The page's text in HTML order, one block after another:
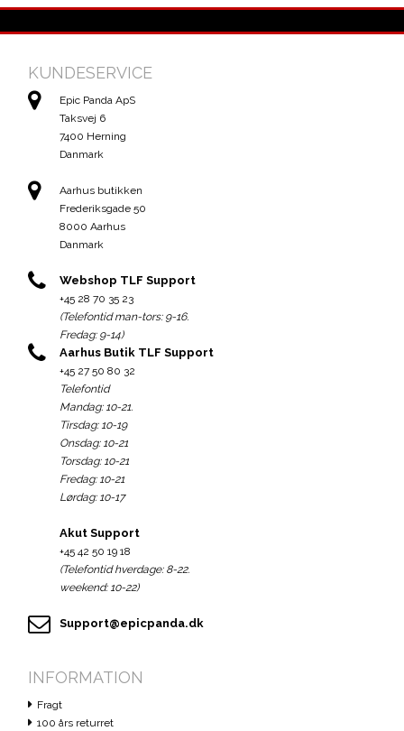
KUNDESERVICE
Epic Panda ApS
Taksvej 6
7400 Herning
Danmark
Aarhus butikken
Frederiksgade 50
8000 Aarhus
Danmark
Webshop TLF Support
+45 28 70 35 23
(Telefontid man-tors: 9-16.
Fredag: 9-14)
Aarhus Butik TLF Support
+45 27 50 80 32
Telefontid
Mandag: 10-21.
Tirsdag: 10-19
Onsdag: 10-21
Torsdag: 10-21
Fredag: 10-21
Lørdag: 10-17
Akut Support
+45 42 50 19 18
(Telefontid hverdage: 8-22.
weekend: 10-22)
Support@epicpanda.dk
INFORMATION
Fragt
100 års returret